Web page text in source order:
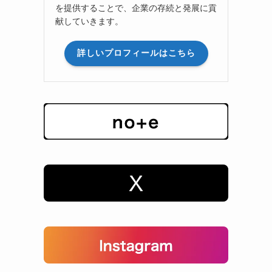
を提供することで、企業の存続と発展に貢
献していきます。
詳しいプロフィールはこちら